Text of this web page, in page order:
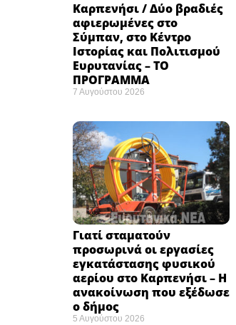
Καρπενήσι / Δύο βραδιές
αφιερωμένες στο
Σύμπαν, στο Κέντρο
Ιστορίας και Πολιτισμού
Ευρυτανίας – ΤΟ
ΠΡΟΓΡΑΜΜΑ
7 Αυγούστου 2026
Γιατί σταματούν
προσωρινά οι εργασίες
εγκατάστασης φυσικού
αερίου στο Καρπενήσι – Η
ανακοίνωση που εξέδωσε
ο δήμος
5 Αυγούστου 2026